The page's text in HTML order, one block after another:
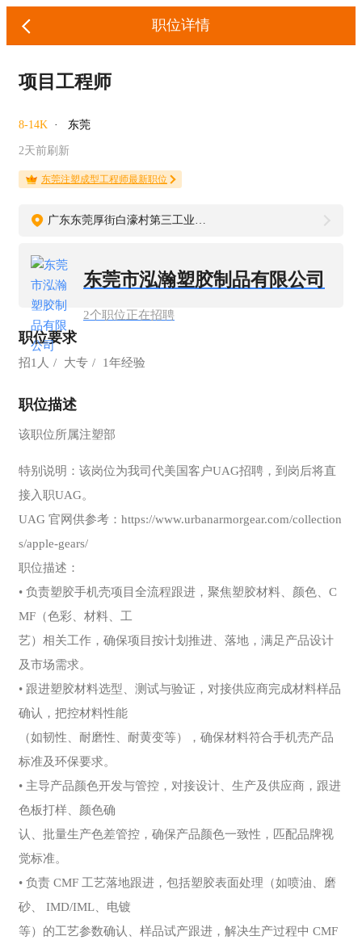
职位详情
项目工程师
8-14K · 东莞
2天前刷新
东莞注塑成型工程师最新职位
东莞市泓瀚塑胶制品有限公司
2个职位正在招聘
职位要求
招1人 大专 1年经验
职位描述
该职位所属注塑部
特别说明：该岗位为我司代美国客户UAG招聘，到岗后将直
接入职UAG。
UAG 官网供参考：https://www.urbanarmorgear.com/collection
s/apple-gears/
职位描述：
• 负责塑胶手机壳项目全流程跟进，聚焦塑胶材料、颜色、C
MF（色彩、材料、工
艺）相关工作，确保项目按计划推进、落地，满足产品设计
及市场需求。
• 跟进塑胶材料选型、测试与验证，对接供应商完成材料样品
确认，把控材料性能
（如韧性、耐磨性、耐黄变等），确保材料符合手机壳产品
标准及环保要求。
• 主导产品颜色开发与管控，对接设计、生产及供应商，跟进
色板打样、颜色确
认、批量生产色差管控，确保产品颜色一致性，匹配品牌视
觉标准。
• 负责 CMF 工艺落地跟进，包括塑胶表面处理（如喷油、磨
砂、 IMD/IML、电镀
等）的工艺参数确认、样品试产跟进，解决生产过程中 CMF